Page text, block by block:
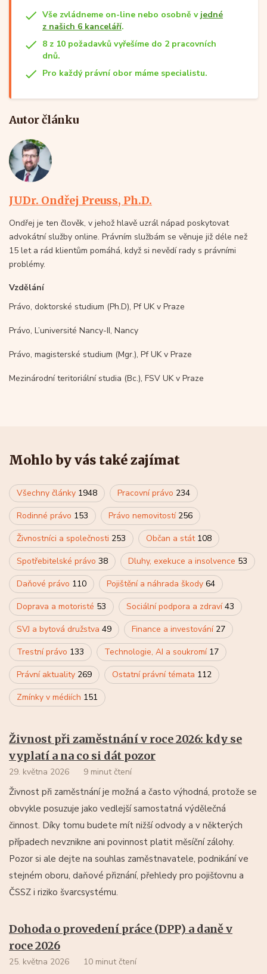
Vše zvládneme on-line nebo osobně v jedné
z našich 6 kanceláří.
8 z 10 požadavků vyřešíme do 2 pracovních
dnů.
Pro každý právní obor máme specialistu.
Autor článku
JUDr. Ondřej Preuss, Ph.D.
Ondřej je ten člověk, v jehož hlavě uzrál nápad poskytovat
advokátní služby online. Právním službám se věnuje již déle než
15 let a rád klientům pomáhá, když si nevědí rady s právními
problémy.
Vzdělání
Právo, doktorské studium (Ph.D), Pf UK v Praze
Právo, L’université Nancy-II, Nancy
Právo, magisterské studium (Mgr.), Pf UK v Praze
Mezinárodní teritoriální studia (Bc.), FSV UK v Praze
Mohlo by vás také zajímat
Všechny články 1948 Pracovní právo 234
Rodinné právo 153 Právo nemovitostí 256
Živnostníci a společnosti 253 Občan a stát 108
Spotřebitelské právo 38 Dluhy, exekuce a insolvence 53
Daňové právo 110 Pojištění a náhrada škody 64
Doprava a motoristé 53 Sociální podpora a zdraví43
SVJ a bytová družstva 49 Finance a investování 27
Trestní právo 133 Technologie, AI a soukromí 17
Právní aktuality 269 Ostatní právní témata 112
Zmínky v médiích 151
Živnost při zaměstnání v roce 2026: kdy se
vyplatí a na co si dát pozor
29. května 2026 9 minut čtení
Živnost při zaměstnání je možná a často výhodná, protože se
obvykle posuzuje jako vedlejší samostatná výdělečná
činnost. Díky tomu budete mít nižší odvody a v některých
případech nevznikne ani povinnost platit měsíční zálohy.
Pozor si ale dejte na souhlas zaměstnavatele, podnikání ve
stejném oboru, daňové přiznání, přehledy pro pojišťovnu a
ČSSZ i riziko švarcsystému.
Dohoda o provedení práce (DPP) a daně v
roce 2026
25. května 2026 10 minut čtení